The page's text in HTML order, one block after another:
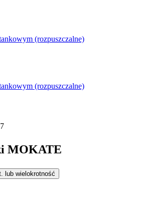
(rozpuszczalne)
(rozpuszczalne)
MOKATE
lub wielokrotność